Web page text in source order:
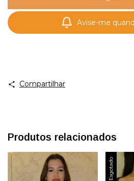
Avise-me
Compartilhar
Produtos relacionados
Esgotado